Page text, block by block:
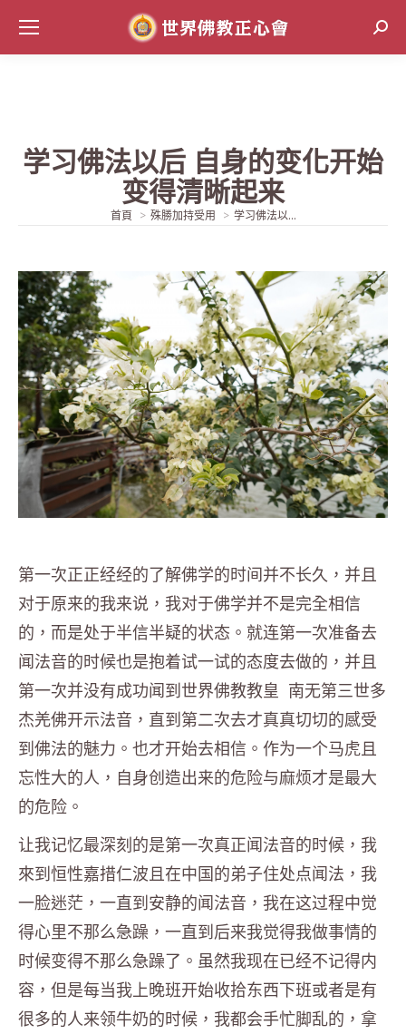
学习佛法以后 自身的变化开始
变得清晰起来
當前位置:
首頁 殊勝加持受用 学习佛法以...
第一次正正经经的了解佛学的时间并不长久，并且
对于原来的我来说，我对于佛学并不是完全相信
的，而是处于半信半疑的状态。就连第一次准备去
闻法音的时候也是抱着试一试的态度去做的，并且
第一次并没有成功闻到世界佛教教皇 南无第三世多
杰羌佛开示法音，直到第二次去才真真切切的感受
到佛法的魅力。也才开始去相信。作为一个马虎且
忘性大的人，自身创造出来的危险与麻烦才是最大
的危险。
让我记忆最深刻的是第一次真正闻法音的时候，我
來到恒性嘉措仁波且在中国的弟子住处点闻法，我
一脸迷茫，一直到安静的闻法音，我在这过程中觉
得心里不那么急躁，一直到后来我觉得我做事情的
时候变得不那么急躁了。虽然我现在已经不记得内
容，但是每当我上晚班开始收拾东西下班或者是有
很多的人来领牛奶的时候，我都会手忙脚乱的，拿